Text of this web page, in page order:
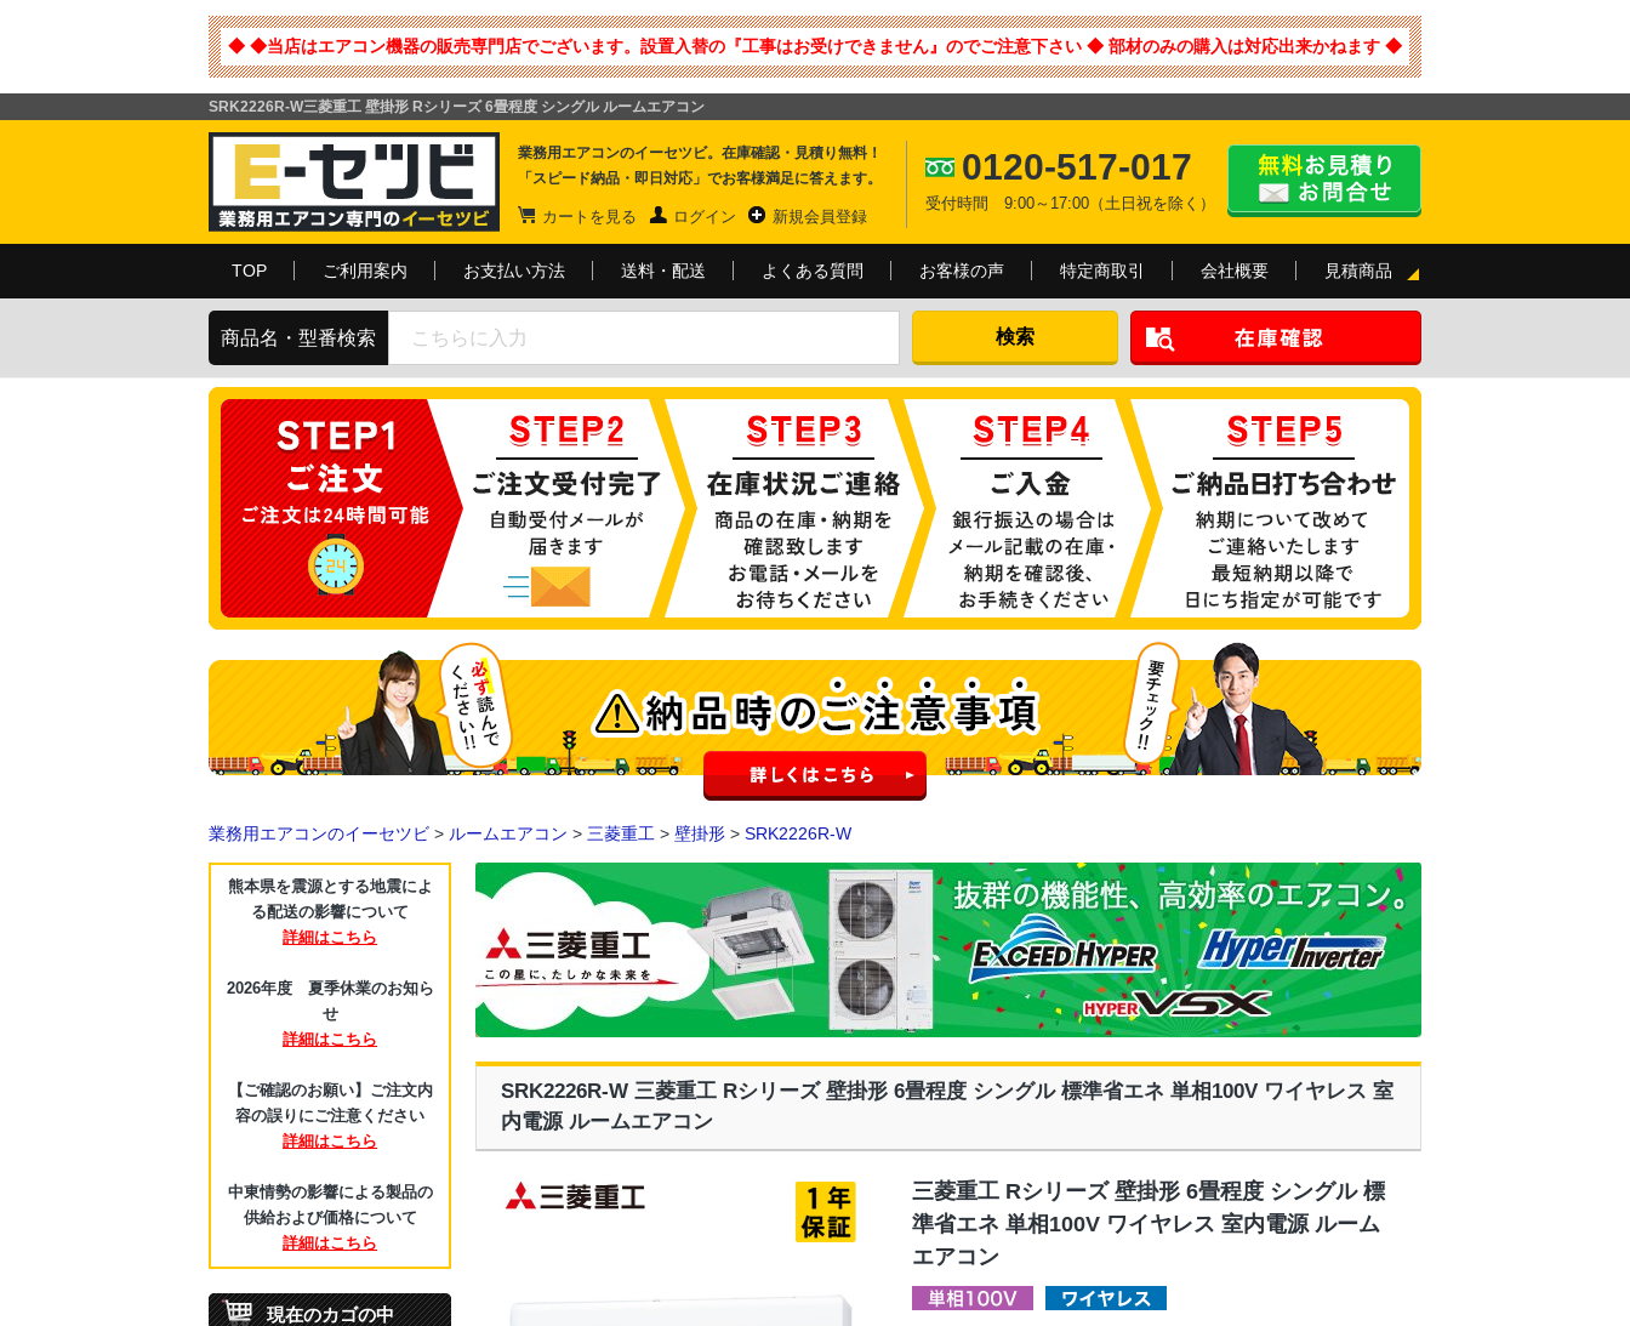
◆ ◆当店はエアコン機器の販売専門店でございます。設置入替の『工事はお受けできません』のでご注意下さい ◆ 部材のみの購入は対応出来かねます ◆
SRK2226R-W三菱重工 壁掛形 Rシリーズ 6畳程度 シングル ルームエアコン
業務用エアコンのイーセツビ。在庫確認・見積り無料！
「スピード納品・即日対応」でお客様満足に答えます。
カートを見る ログイン 新規会員登録
0120-517-017
受付時間 9:00～17:00（土日祝を除く）
TOP ご利用案内 お支払い方法 送料・配送 よくある質問 お客様の声 特定商取引 会社概要 見積商品
商品名・型番検索
業務用エアコンのイーセツビ > ルームエアコン > 三菱重工 > 壁掛形 > SRK2226R-W
SRK2226R-W 三菱重工 Rシリーズ 壁掛形 6畳程度 シングル 標準省エネ 単相100V ワイヤレス 室
内電源 ルームエアコン
三菱重工 Rシリーズ 壁掛形 6畳程度 シングル 標
準省エネ 単相100V ワイヤレス 室内電源 ルーム
エアコン
熊本県を震源とする地震によ
る配送の影響について
詳細はこちら
2026年度 夏季休業のお知ら
せ
詳細はこちら
【ご確認のお願い】ご注文内
容の誤りにご注意ください
詳細はこちら
中東情勢の影響による製品の
供給および価格について
詳細はこちら
現在のカゴの中